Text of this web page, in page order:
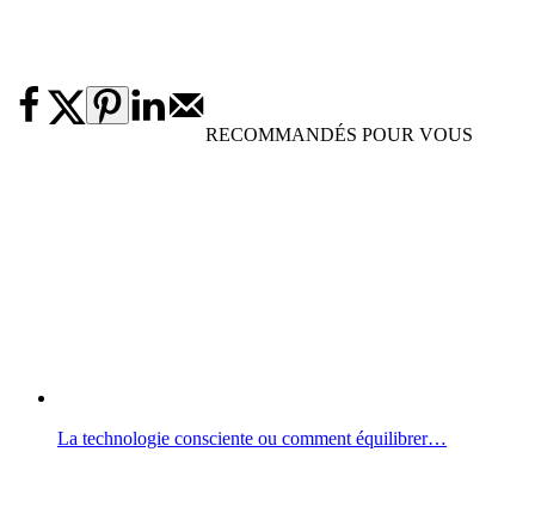
RECOMMANDÉS POUR VOUS
La technologie consciente ou comment équilibrer…